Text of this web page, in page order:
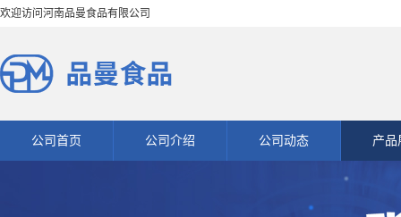
欢迎访问河南品曼食品有限公司
公司首页 公司介绍 公司动态 产品